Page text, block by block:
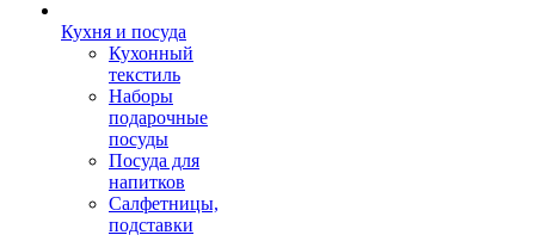
Кухня и посуда
Кухонный
текстиль
Наборы
подарочные
посуды
Посуда для
напитков
Салфетницы,
подставки